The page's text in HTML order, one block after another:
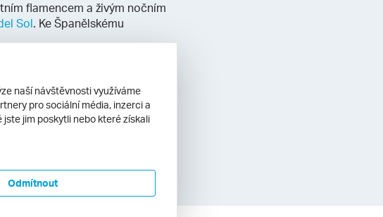
flamencem a živým nočním
Sol. Ke Španělskému
zimu. Léto je zde opravdu
můžete navštívit Kanárské
naší návštěvnosti využíváme
pro sociální média, inzerci a
jim poskytli nebo které získali
Odmítnout